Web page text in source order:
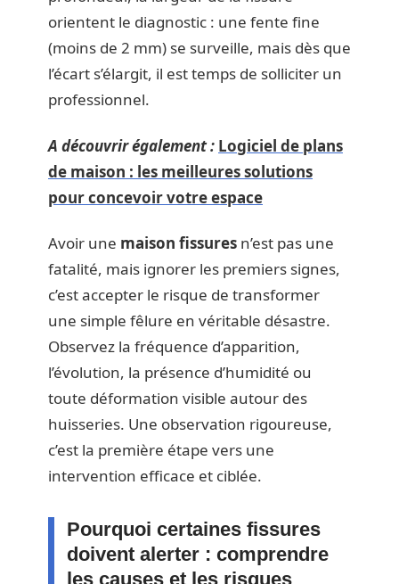
orientent le diagnostic : une fente fine
(moins de 2 mm) se surveille, mais dès que
l’écart s’élargit, il est temps de solliciter un
professionnel.
A découvrir également : Logiciel de plans
de maison : les meilleures solutions
pour concevoir votre espace
Avoir une maison fissures n’est pas une
fatalité, mais ignorer les premiers signes,
c’est accepter le risque de transformer
une simple fêlure en véritable désastre.
Observez la fréquence d’apparition,
l’évolution, la présence d’humidité ou
toute déformation visible autour des
huisseries. Une observation rigoureuse,
c’est la première étape vers une
intervention efficace et ciblée.
Pourquoi certaines fissures
doivent alerter : comprendre
les causes et les risques